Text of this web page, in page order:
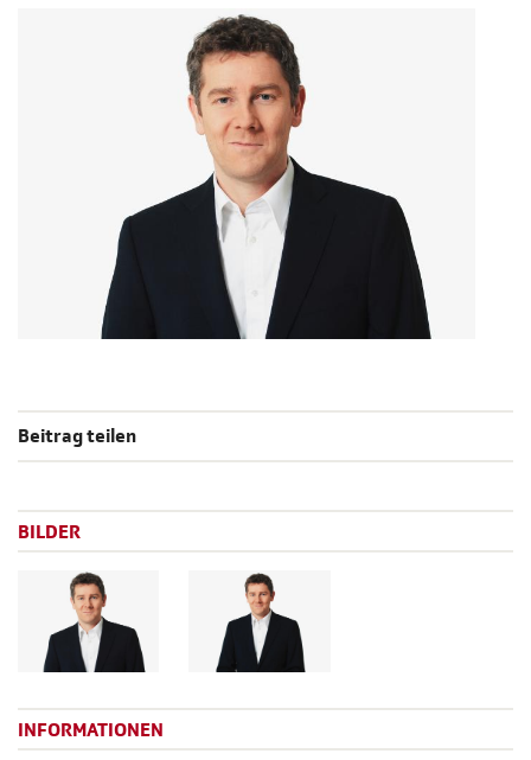
Beitrag teilen
BILDER
INFORMATIONEN